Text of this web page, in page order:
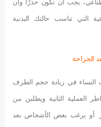
يجب أن تكون حذرًا وأن
التي تناسب حالتك البدنية
في زيادة حجم الطرف
العملية الثانية ويطلبن من
يرغب بعض الأشخاص بعد